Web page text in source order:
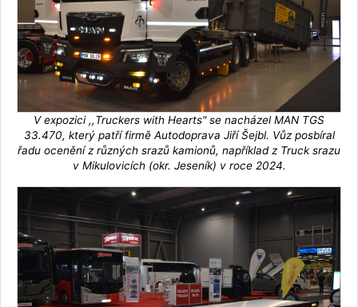
V expozici ,,Truckers with Hearts" se nacházel MAN TGS
33.470, který patří firmě Autodoprava Jiří Šejbl. Vůz posbíral
řadu ocenění z různých srazů kamionů, například z Truck srazu
v Mikulovicích (okr. Jeseník) v roce 2024.